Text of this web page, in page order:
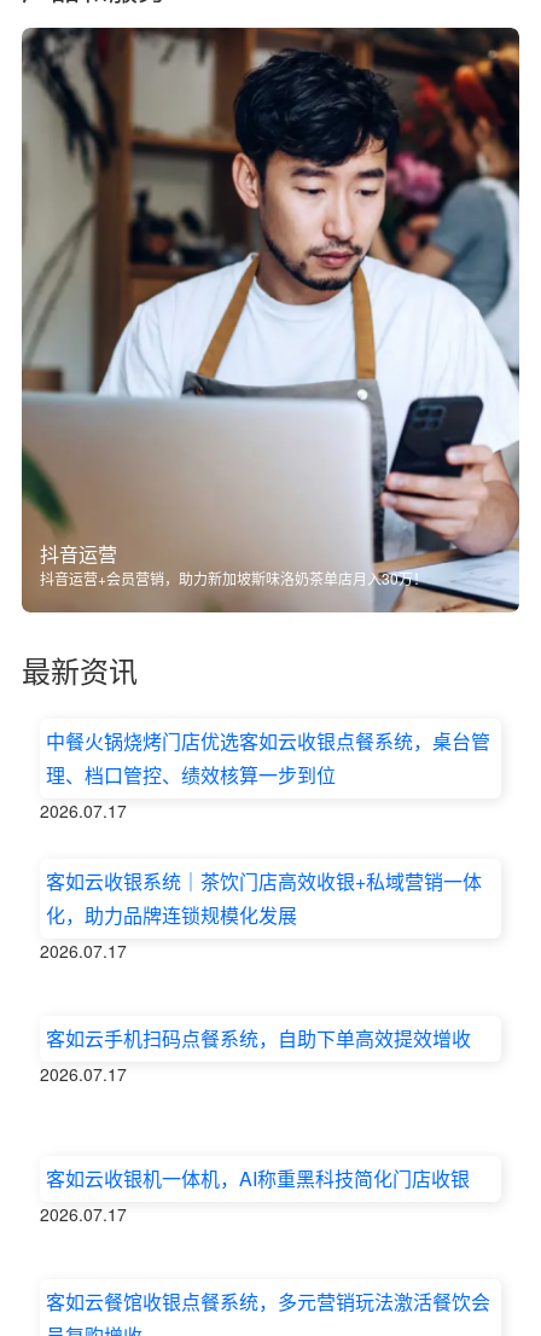
抖音运营
抖音运营+会员营销，助力新加坡斯味洛奶茶单店月入30万！
最新资讯
中餐火锅烧烤门店优选客如云收银点餐系统，桌台管
理、档口管控、绩效核算一步到位
2026.07.17
客如云收银系统｜茶饮门店高效收银+私域营销一体
化，助力品牌连锁规模化发展
2026.07.17
客如云手机扫码点餐系统，自助下单高效提效增收
2026.07.17
客如云收银机一体机，AI称重黑科技简化门店收银
2026.07.17
客如云餐馆收银点餐系统，多元营销玩法激活餐饮会